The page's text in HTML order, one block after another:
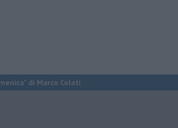
di Marco Celati